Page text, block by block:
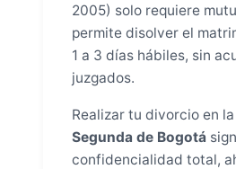
2005) solo requiere
permite disolver el
1 a 3 días hábiles, sin
juzgados.
Realizar tu divorcio en la
Segunda de Bogotá
confidencialidad total,